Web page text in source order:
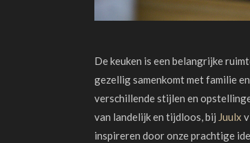
De keuken is een belangrijke
gezellig samenkomt met familie
verschillende stijlen en
van landelijk en tijdloos, bij Juulx
inspireren door onze prachtige